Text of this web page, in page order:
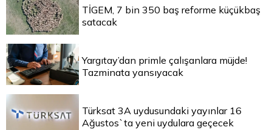
TİGEM, 7 bin 350 baş reforme küçükbaş
satacak
Yargıtay’dan primle çalışanlara müjde!
Tazminata yansıyacak
Türksat 3A uydusundaki yayınlar 16
Ağustos`ta yeni uydulara geçecek